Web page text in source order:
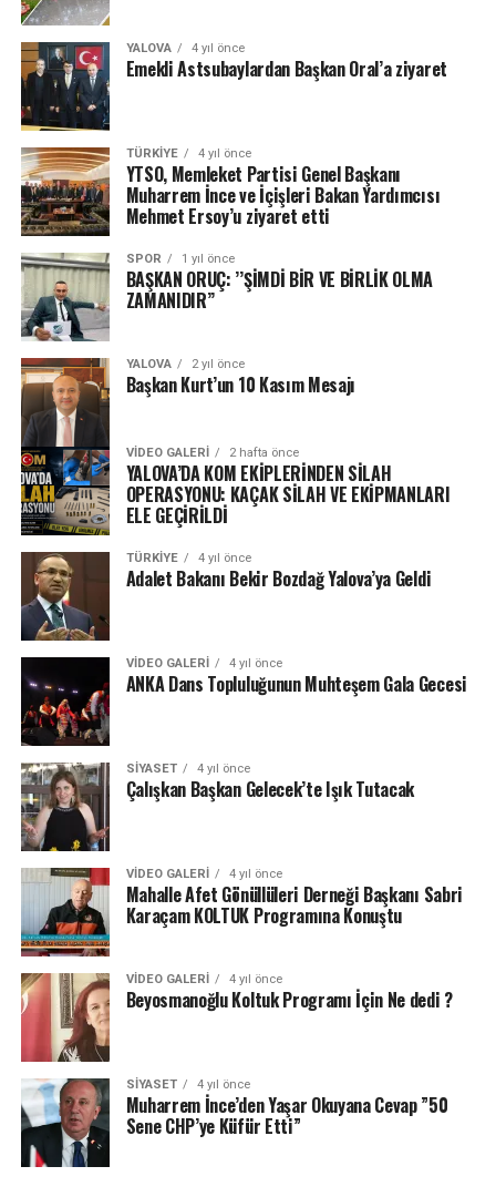
YALOVA 4 yıl önce
Emekli Astsubaylardan Başkan Oral’a ziyaret
TÜRKIYE 4 yıl önce
YTSO, Memleket Partisi Genel Başkanı
Muharrem İnce ve İçişleri Bakan Yardımcısı
Mehmet Ersoy’u ziyaret etti
SPOR 1 yıl önce
BAŞKAN ORUÇ: ’’ŞİMDİ BİR VE BİRLİK OLMA
ZAMANIDIR’’
YALOVA 2 yıl önce
Başkan Kurt’un 10 Kasım Mesajı
VIDEO GALERI 2 hafta önce
YALOVA’DA KOM EKİPLERİNDEN SİLAH
OPERASYONU: KAÇAK SİLAH VE EKİPMANLARI
ELE GEÇİRİLDİ
TÜRKIYE 4 yıl önce
Adalet Bakanı Bekir Bozdağ Yalova’ya Geldi
VIDEO GALERI 4 yıl önce
ANKA Dans Topluluğunun Muhteşem Gala Gecesi
SIYASET 4 yıl önce
Çalışkan Başkan Gelecek’te Işık Tutacak
VIDEO GALERI 4 yıl önce
Mahalle Afet Gönüllüleri Derneği Başkanı Sabri
Karaçam KOLTUK Programına Konuştu
VIDEO GALERI 4 yıl önce
Beyosmanoğlu Koltuk Programı İçin Ne dedi ?
SIYASET 4 yıl önce
Muharrem İnce’den Yaşar Okuyana Cevap ”50
Sene CHP’ye Küfür Etti”